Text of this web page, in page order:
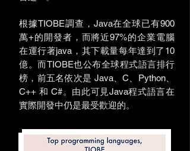
根據TIOBE調查，Java在全球已有900
萬+的開發者，而將近97%的企業電腦
在運行著java，其下載量每年達到了10
億。而TIOBE也公布全球程式語言排行
榜，前五名依次是 Java、C、Python、
C++ 和 C#。由此可見Java程式語言在
實際開發中仍是最受歡迎的。